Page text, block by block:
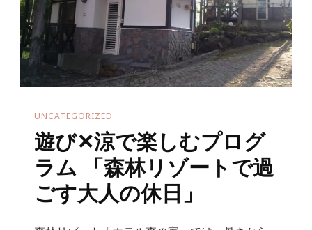
UNCATEGORIZED
遊び✕涼で楽しむプログ
ラム 「森林リゾートで過
ごす大人の休日」